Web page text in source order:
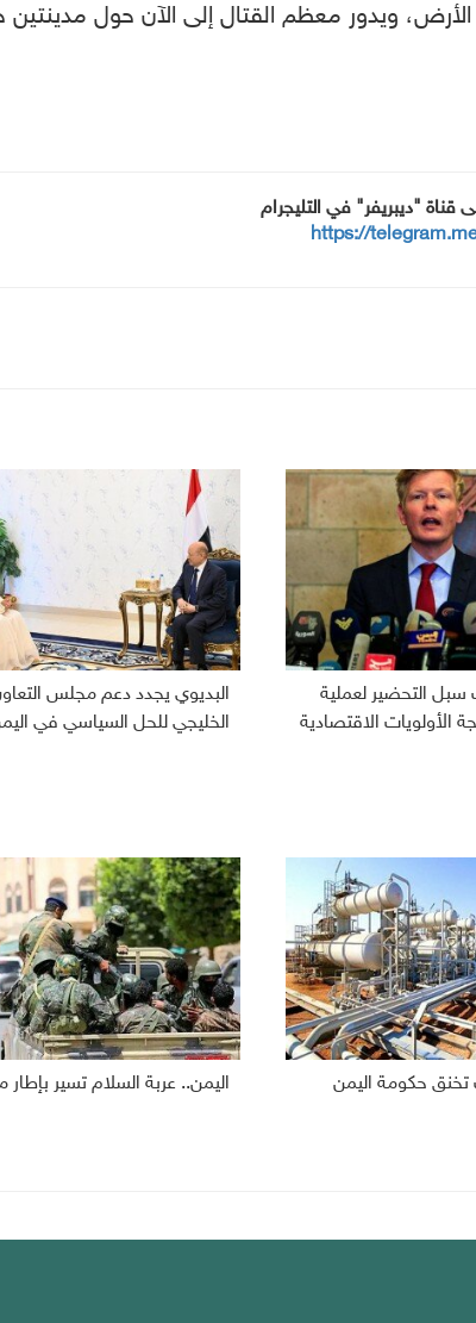
الأرض، ويدور معظم القتال إلى الآن حول
قناة "ديبريفر" في التليجرام
https://
سبل التحضير لعملية
الأولويات الاقتصادية
البديوي يجدد دعم مجلس
الخليجي للحل السياسي في
تخنق حكومة اليمن اليمن.. عربة السلام تسير